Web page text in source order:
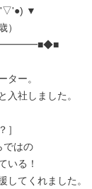
▼
ター。
社しました。
］
ではの
いる！
してくれました。